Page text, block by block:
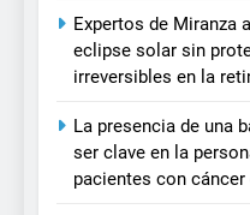
Expertos de Miranza
eclipse solar sin
irreversibles en la
La presencia de una
ser clave en la
pacientes con cáncer